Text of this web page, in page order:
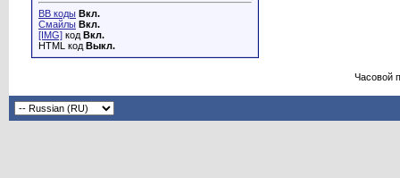
BB коды Вкл.
Смайлы Вкл.
[IMG] код Вкл.
HTML код Выкл.
Часовой